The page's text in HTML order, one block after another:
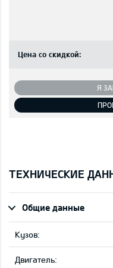
Цена со скидкой:
Я
ТЕХНИЧЕСКИЕ
Общие данные
Кузов:
Двигатель: